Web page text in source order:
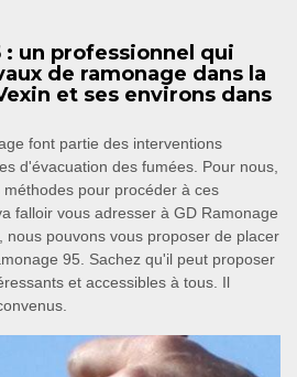
: un professionnel qui
de ramonage dans la
et ses environs dans
font partie des interventions
d'évacuation des fumées. Pour nous,
pour procéder à ces
falloir vous adresser à GD Ramonage
nous pouvons vous proposer de placer
95. Sachez qu'il peut proposer
et accessibles à tous. Il